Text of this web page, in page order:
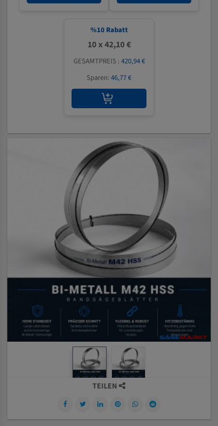
%10 Rabatt
10 x 42,10 €
GESAMTPREIS :420,94 €
Sparen:46,77 €
TEILEN